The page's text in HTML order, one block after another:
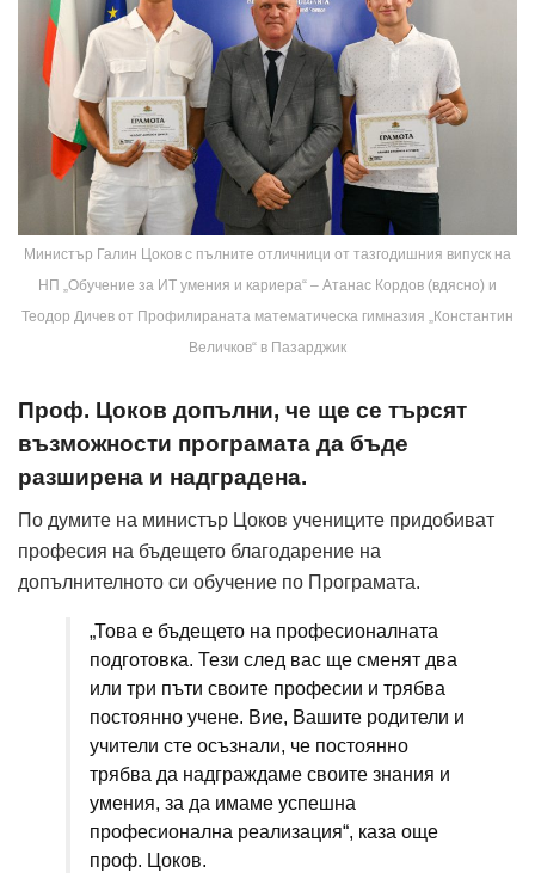
Министър Галин Цоков с пълните отличници от тазгодишния випуск на
НП „Обучение за ИТ умения и кариера“ – Атанас Кордов (вдясно) и
Теодор Дичев от Профилираната математическа гимназия „Константин
Величков“ в Пазарджик
Проф. Цоков допълни, че ще се търсят
възможности програмата да бъде
разширена и надградена.
По думите на министър Цоков учениците придобиват
професия на бъдещето благодарение на
допълнителното си обучение по Програмата.
„Това е бъдещето на професионалната
подготовка. Тези след вас ще сменят два
или три пъти своите професии и трябва
постоянно учене. Вие, Вашите родители и
учители сте осъзнали, че постоянно
трябва да надграждаме своите знания и
умения, за да имаме успешна
професионална реализация“, каза още
проф. Цоков.